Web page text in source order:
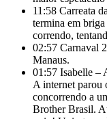
11:58 Carreata
termina em briga
correndo,
02:57 Carnaval
Manaus.
01:57 Isabelle –
A internet parou
concorrendo a
Brother Brasil.